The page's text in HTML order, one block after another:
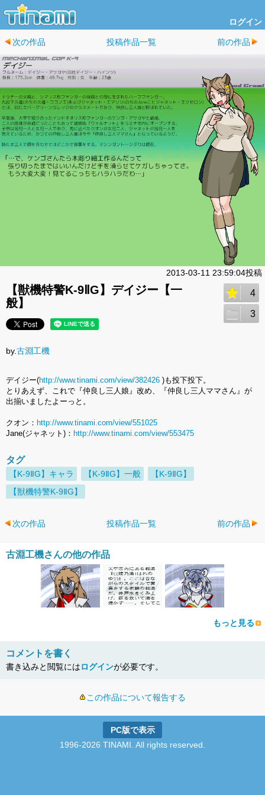
ログイン
次の作品 投稿作品一覧 前の作品
2013-03-11 23:59:04投稿
【獣機特警K-9ⅡG】デイジー【一
般】
4
3
by.古淵工機
デイジー(http://www.tinami.com/view/382426 )も投下投下。
とりあえず、これで『仲良し三人娘』改め、『仲良し三人ママさん』が
出揃いましたよーっと。
クオン： http://www.tinami.com/view/551025
Jane(ジャネット)： http://www.tinami.com/view/553475
タグ
【K-9ⅡG】キャラ 【K-9ⅡG】一般
【K-9ⅡG】
【獣機特警K-9ⅡG】
次の作品 投稿作品一覧 前の作品
古淵工機さんの他の作品
もっと見る
コメントを書く
書き込みと閲覧にはログインが必要です。
この作品について報告する
PC版で表示
1996-2026 TINAMI. All rights reserved.